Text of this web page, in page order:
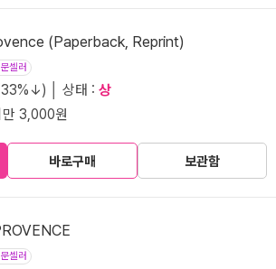
(Paperback, Reprint)
셀러
│ 상태 : 상
3,000원
바로구매 보관함
셀러